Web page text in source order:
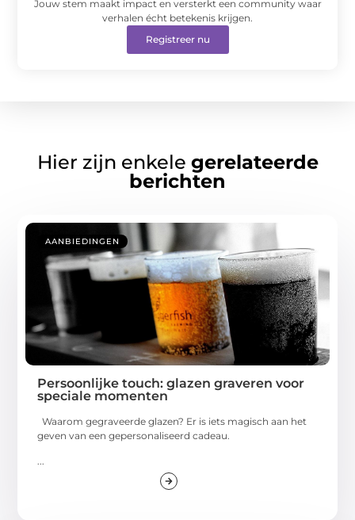
Jouw stem maakt impact en versterkt een community waar
verhalen écht betekenis krijgen.
Registreer nu
Hier zijn enkele gerelateerde
berichten
AANBIEDINGEN
Persoonlijke touch: glazen graveren voor
speciale momenten
Waarom gegraveerde glazen? Er is iets magisch aan het
geven van een gepersonaliseerd cadeau.
...